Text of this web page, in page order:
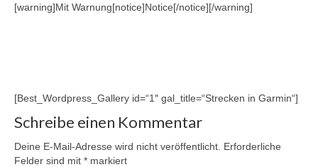
[warning]Mit Warnung[notice]Notice[/notice][/warning]
[Best_Wordpress_Gallery id=“1″ gal_title=“Strecken in Garmin“]
Schreibe einen Kommentar
Deine E-Mail-Adresse wird nicht veröffentlicht. Erforderliche
Felder sind mit * markiert